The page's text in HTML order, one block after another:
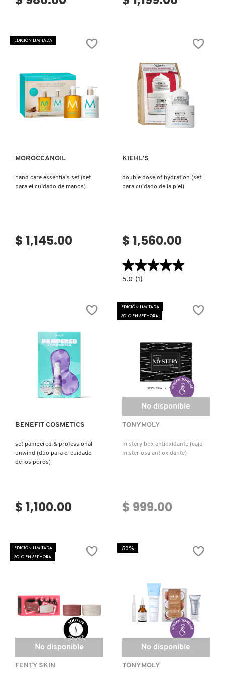
EDICIÓN LIMITADA
Ver más
MOROCCANOIL
hand care essentials set (set
para el cuidado de manos)
$ 1,145.00
Ver más
KIEHL’S
double dose of hydration (set
para cuidado de la piel)
$ 1,560.00
★★★★★
★★★★★
5.0
OF
(SET
5.0 (1)
Ver más
BENEFIT COSMETICS
set pampered & professional
unwind (dúo para el cuidado
de los poros)
$ 1,100.00
EDICIÓN LIMITADA
SOLO EN SEPHORA
No disponible
TONYMOLY
mistery box antioxidante (caja
misteriosa antioxidante)
$ 999.00
EDICIÓN LIMITADA
SOLO EN SEPHORA
No disponible
FENTY SKIN
-50%
No disponible
TONYMOLY